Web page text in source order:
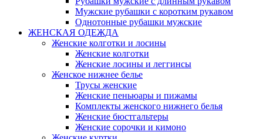
Мужские рубашки с коротким рукавом
Однотонные рубашки мужские
ЖЕНСКАЯ ОДЕЖДА
Женские колготки и лосины
Женские колготки
Женские лосины и леггинсы
Женское нижнее белье
Трусы женские
Женские пеньюары и пижамы
Комплекты женского нижнего белья
Женские бюстгальтеры
Женские сорочки и кимоно